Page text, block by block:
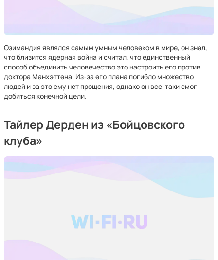
Озимандия являлся самым умным человеком в мире, он знал,
что близится ядерная война и считал, что единственный
способ объединить человечество это настроить его против
доктора Манхэттена. Из-за его плана погибло множество
людей и за это ему нет прощения, однако он все-таки смог
добиться конечной цели.
Тайлер Дерден из «Бойцовского
клуба»